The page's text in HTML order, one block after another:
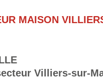
MAISON
Villiers-sur-